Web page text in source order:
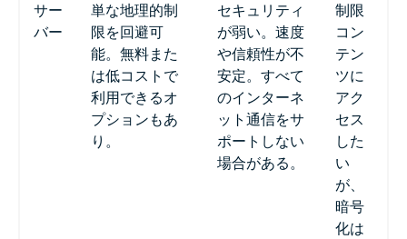
サー
バー
単な地理的制
限を回避可
能。無料また
は低コストで
利用できるオ
プションもあ
り。
セキュリティ
が弱い。速度
や信頼性が不
安定。すべて
のインターネ
ット通信をサ
ポートしない
場合がある。
制限
コン
テン
ツに
アク
セス
した
い
が、
暗号
化は